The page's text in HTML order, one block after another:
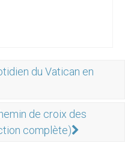
du Vatican en
de croix des
complète)